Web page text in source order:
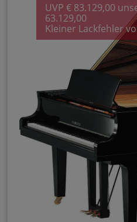
UVP € 83.129,00
63.129,00
Kleiner Lackfehler